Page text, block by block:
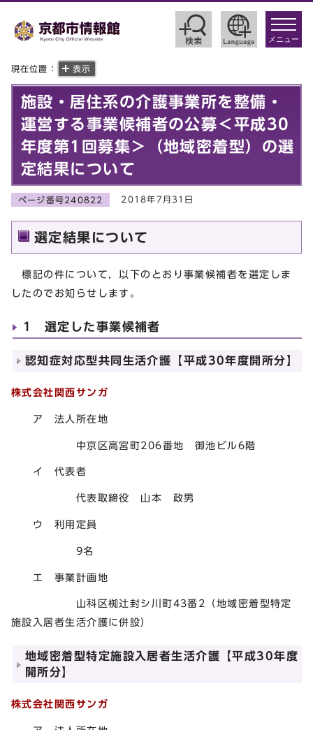
toggle
メニュー
現在位置： 表示
施設・居住系の介護事業所を整備・
運営する事業候補者の公募＜平成30
年度第1回募集＞（地域密着型）の選
定結果について
ページ番号240822 2018年7月31日
選定結果について
標記の件について，以下のとおり事業候補者を選定しま
したのでお知らせします。
1 選定した事業候補者
認知症対応型共同生活介護【平成30年度開所分】
株式会社関西サンガ
ア 法人所在地
中京区高宮町206番地 御池ビル6階
イ 代表者
代表取締役 山本 政男
ウ 利用定員
9名
エ 事業計画地
山科区椥辻封シ川町43番2（地域密着型特定
施設入居者生活介護に併設）
地域密着型特定施設入居者生活介護【平成30年度
開所分】
株式会社関西サンガ